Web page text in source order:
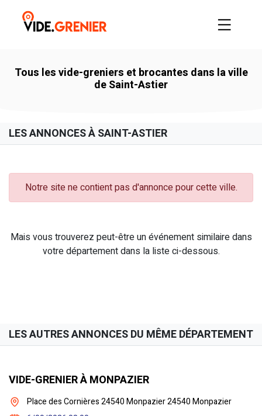
Tous les vide-greniers et brocantes dans la ville
de Saint-Astier
LES ANNONCES À SAINT-ASTIER
Notre site ne contient pas d'annonce pour cette ville.
Mais vous trouverez peut-être un événement similaire dans
votre département dans la liste ci-dessous.
LES AUTRES ANNONCES DU MÊME DÉPARTEMENT
VIDE-GRENIER À MONPAZIER
Place des Cornières 24540 Monpazier 24540 Monpazier